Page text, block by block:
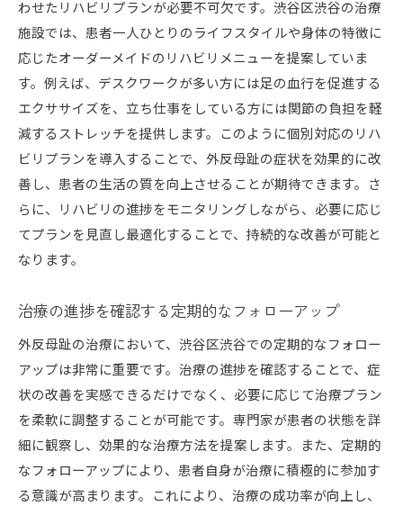
わせたリハビリプランが必要不可欠です。渋谷区渋谷の治療
施設では、患者一人ひとりのライフスタイルや身体の特徴に
応じたオーダーメイドのリハビリメニューを提案していま
す。例えば、デスクワークが多い方には足の血行を促進する
エクササイズを、立ち仕事をしている方には関節の負担を軽
減するストレッチを提供します。このように個別対応のリハ
ビリプランを導入することで、外反母趾の症状を効果的に改
善し、患者の生活の質を向上させることが期待できます。さ
らに、リハビリの進捗をモニタリングしながら、必要に応じ
てプランを見直し最適化することで、持続的な改善が可能と
なります。
治療の進捗を確認する定期的なフォローアップ
外反母趾の治療において、渋谷区渋谷での定期的なフォロー
アップは非常に重要です。治療の進捗を確認することで、症
状の改善を実感できるだけでなく、必要に応じて治療プラン
を柔軟に調整することが可能です。専門家が患者の状態を詳
細に観察し、効果的な治療方法を提案します。また、定期的
なフォローアップにより、患者自身が治療に積極的に参加す
る意識が高まります。これにより、治療の成功率が向上し、